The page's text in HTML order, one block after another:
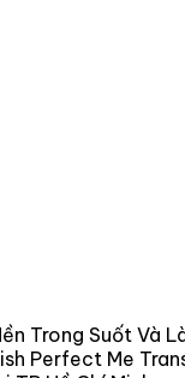
Trong Suốt Và
Perfect Me